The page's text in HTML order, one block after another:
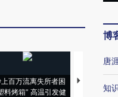
百万流离失所者困
料烤箱” 高温引发健
视线｜
术：是什
博
唐
知